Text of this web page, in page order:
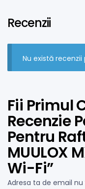
Recenzii
Nu există
Fii Primul
Recenzie
Pentru
MUULOX
Wi-Fi”
Adresa ta de email